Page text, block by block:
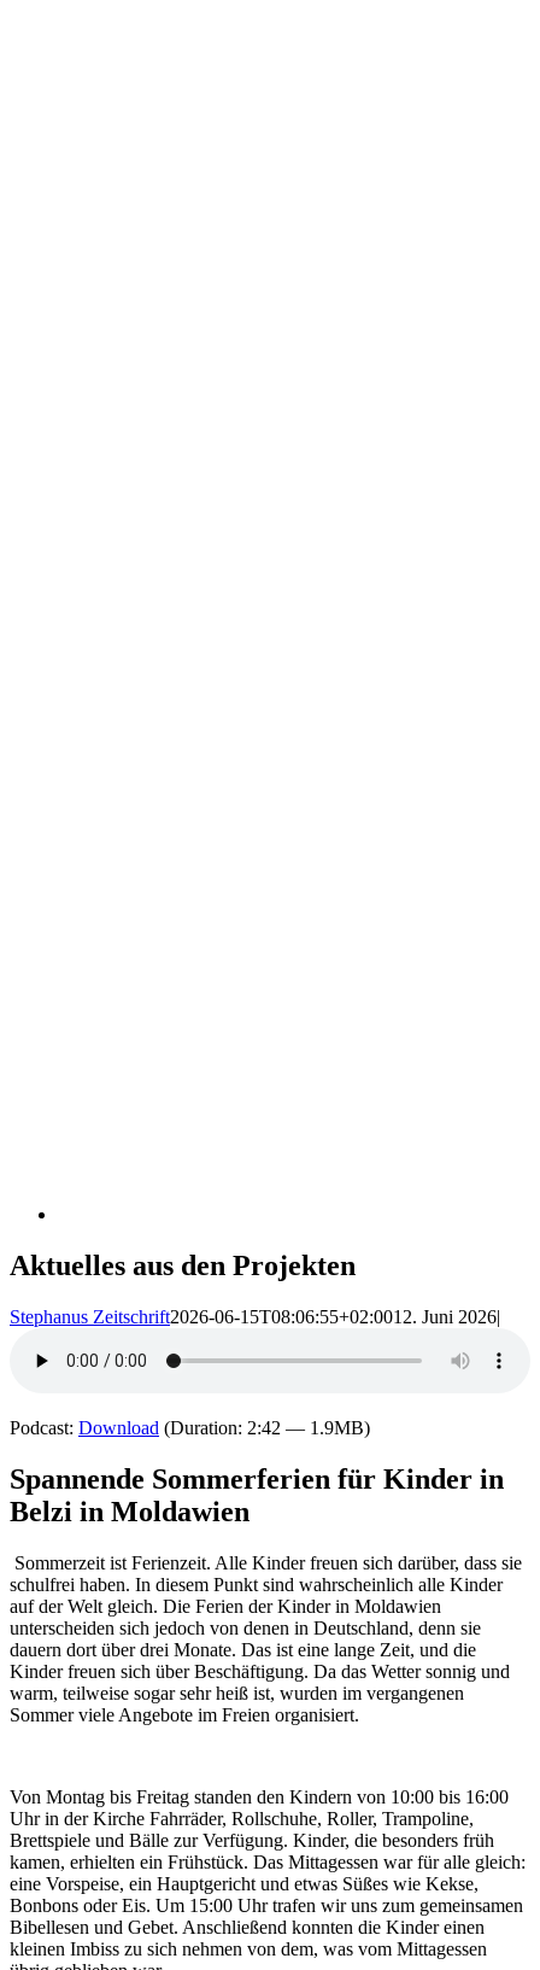
Aktuelles aus den Projekten
Stephanus Zeitschrift2026-06-15T08:06:55+02:0012. Juni 2026|
Podcast: Download (Duration: 2:42 — 1.9MB)
Spannende Sommerferien für Kinder in
Belzi in Moldawien
Sommerzeit ist Ferienzeit. Alle Kinder freuen sich darüber, dass sie
schulfrei haben. In diesem Punkt sind wahrscheinlich alle Kinder
auf der Welt gleich. Die Ferien der Kinder in Moldawien
unterscheiden sich jedoch von denen in Deutschland, denn sie
dauern dort über drei Monate. Das ist eine lange Zeit, und die
Kinder freuen sich über Beschäftigung. Da das Wetter sonnig und
warm, teilweise sogar sehr heiß ist, wurden im vergangenen
Sommer viele Angebote im Freien organisiert.
Von Montag bis Freitag standen den Kindern von 10:00 bis 16:00
Uhr in der Kirche Fahrräder, Rollschuhe, Roller, Trampoline,
Brettspiele und Bälle zur Verfügung. Kinder, die besonders früh
kamen, erhielten ein Frühstück. Das Mittagessen war für alle gleich:
eine Vorspeise, ein Hauptgericht und etwas Süßes wie Kekse,
Bonbons oder Eis. Um 15:00 Uhr trafen wir uns zum gemeinsamen
Bibellesen und Gebet. Anschließend konnten die Kinder einen
kleinen Imbiss zu sich nehmen von dem, was vom Mittagessen